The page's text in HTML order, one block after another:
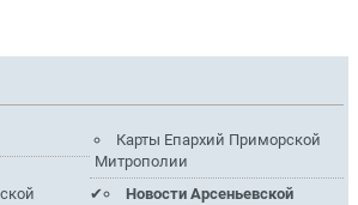
Карты Епархий Приморской
Митрополии
Новости Арсеньевской